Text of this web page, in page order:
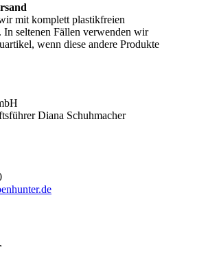
mit komplett plastikfreien
In seltenen Fällen verwenden wir
wenn diese andere Produkte
Diana Schuhmacher